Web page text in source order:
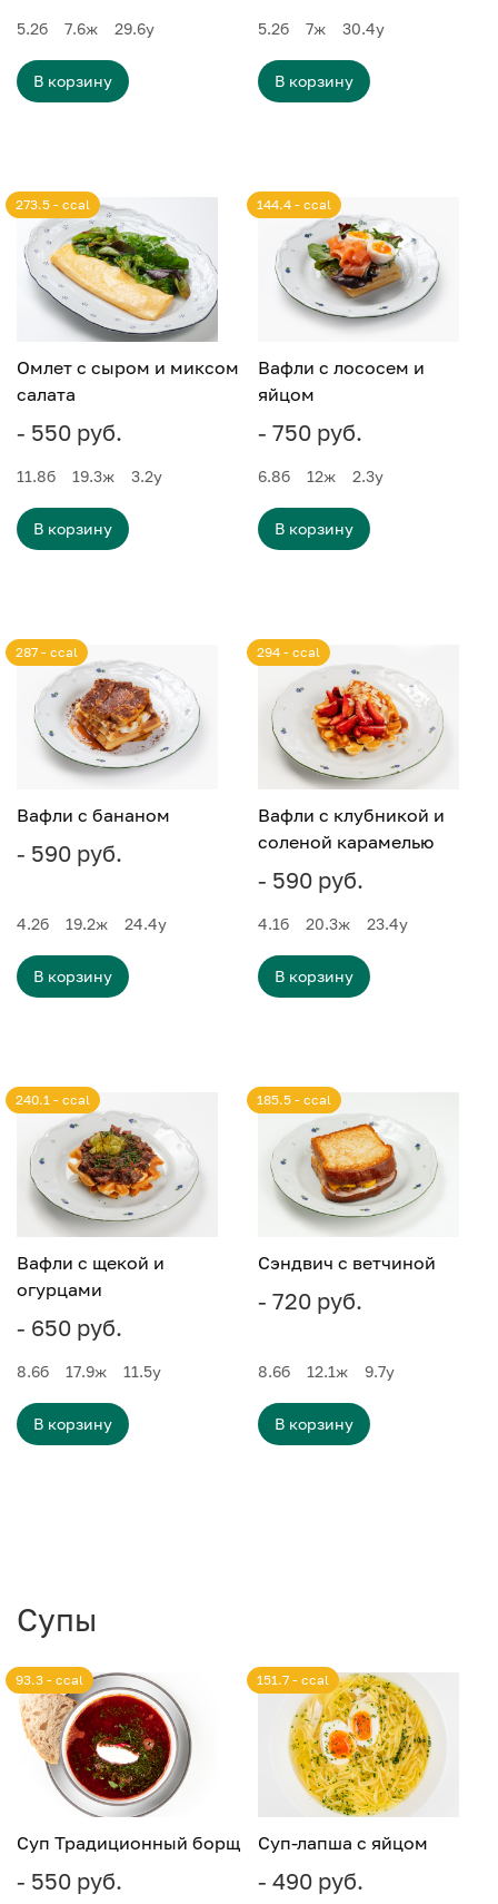
5.2б 7.6ж 29.6у
В корзину
5.2б 7ж 30.4у
В корзину
Омлет с сыром и миксом
салата
- 550 руб.
273.5 - ccal
11.8б 19.3ж 3.2у
В корзину
Вафли с лососем и
яйцом
- 750 руб.
144.4 - ccal
6.8б 12ж 2.3у
В корзину
Вафли с бананом
- 590 руб.
287 - ccal
4.2б 19.2ж 24.4у
В корзину
Вафли с клубникой и
соленой карамелью
- 590 руб.
294 - ccal
4.1б 20.3ж 23.4у
В корзину
Вафли с щекой и
огурцами
- 650 руб.
240.1 - ccal
8.6б 17.9ж 11.5у
В корзину
Сэндвич с ветчиной
- 720 руб.
185.5 - ccal
8.6б 12.1ж 9.7у
В корзину
Супы
Суп Традиционный борщ
- 550 руб.
93.3 - ccal
Суп-лапша с яйцом
- 490 руб.
151.7 - ccal